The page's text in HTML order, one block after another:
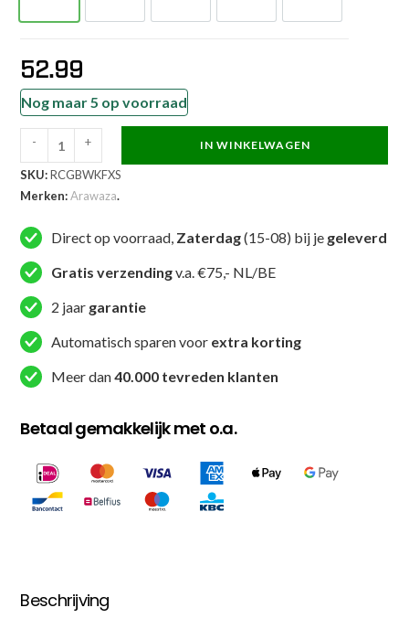
52.99
Nog maar 5 op voorraad
Arawaza
Nieuw
-
WKF
-
Wit
(RCGBWKF)
aantal
- + IN WINKELWAGEN
SKU:RCGBWKFXS
Merken:Arawaza.
Direct op voorraad, Zaterdag(15-08) bij je geleverd
Gratis verzendingv.a. €75,- NL/BE
2 jaar garantie
Automatisch sparen voor extra korting
Meer dan40.000 tevreden klanten
Betaal gemakkelijk met o.a.
Beschrijving